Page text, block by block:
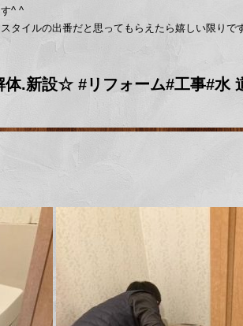
^ ^
タイルの出番だと思ってもらえたら嬉しい限りで
.新設☆ #リフォーム#工事#水